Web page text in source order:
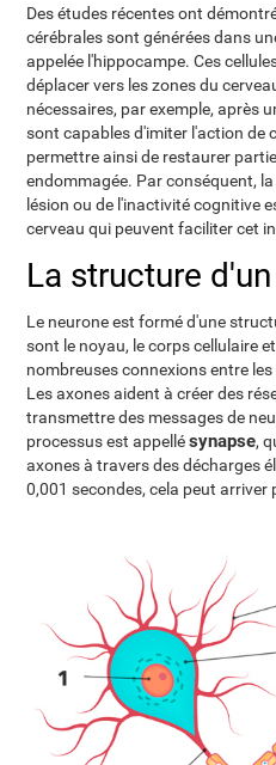
Des études récentes ont
cérébrales sont générées dans
appelée l'hippocampe. Ces
déplacer vers les zones du
nécessaires, par exemple, après
sont capables d'imiter l'action de
permettre ainsi de restaurer
endommagée. Par conséquent,
lésion ou de l'inactivité cognitive
cerveau qui peuvent faciliter cet
La structure
Le neurone est formé d'une
sont le noyau, le corps cellulaire
nombreuses connexions entre
Les axones aident à créer des
transmettre des messages de
processus est appellésynapse,
axones à travers des décharges
0,001 secondes, cela peut arriver